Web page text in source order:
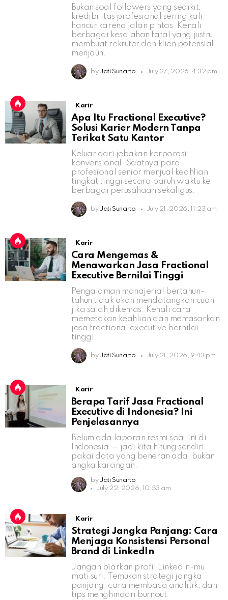
Bukan soal followers yang sedikit,
kredibilitas profesional sering kali
hancur karena jalan pintas. Kenali
berbagai kesalahan fatal yang justru
membuat rekruter dan klien potensial
menjauh.
by Jati Sunarto July 27, 2026, 4:32 pm
Karir
Apa Itu Fractional Executive?
Solusi Karier Modern Tanpa
Terikat Satu Kantor
Keluar dari jebakan korporasi
konvensional. Saatnya para
profesional senior menjual keahlian
tingkat tinggi secara paruh waktu ke
berbagai perusahaan sekaligus.
by Jati Sunarto July 21, 2026, 11:23 am
Karir
Cara Mengemas &
Menawarkan Jasa Fractional
Executive Bernilai Tinggi
Pengalaman manajerial bertahun-
tahun tidak akan mendatangkan cuan
jika salah dikemas. Kenali cara
memetakan keahlian dan memasarkan
jasa fractional executive bernilai
tinggi.
by Jati Sunarto July 21, 2026, 9:43 pm
Karir
Berapa Tarif Jasa Fractional
Executive di Indonesia? Ini
Penjelasannya
Belum ada laporan resmi soal ini di
Indonesia — jadi kita hitung sendiri
pakai data yang beneran ada, bukan
angka karangan.
by Jati Sunarto
July 22, 2026, 10:53 am
Karir
Strategi Jangka Panjang: Cara
Menjaga Konsistensi Personal
Brand di LinkedIn
Jangan biarkan profil LinkedIn-mu
mati suri. Temukan strategi jangka
panjang, cara membaca analitik, dan
tips menghindari burnout.